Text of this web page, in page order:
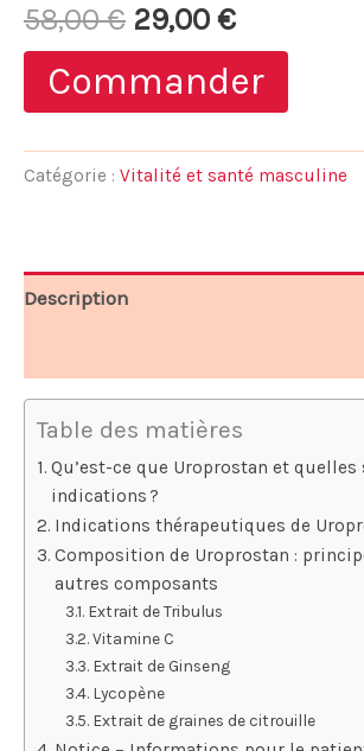
sur 5
basé
sur
notations
client
58,00€ Le
prix
initial
était :
29,00 €Le
prix
actuel
est :
Commander
Catégorie : Vitalité et santé masculine
Description
Table des matières
Qu’est-ce que Uroprostan et quelles
indications ?
Indications thérapeutiques de
Composition de Uroprostan :
autres composants
Extrait de Tribulus
Vitamine C
Extrait de Ginseng
Lycopène
Extrait de graines de citrouille